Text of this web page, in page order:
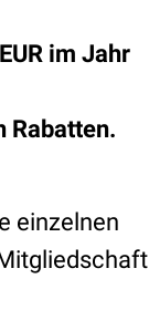
im Jahr
Rabatten.
einzelnen